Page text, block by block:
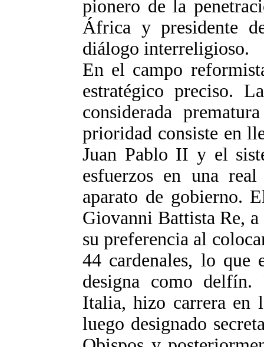
pionero de la
África y presidente
diálogo interreligioso.
En el campo
estratégico preciso.
considerada
prioridad consiste en
Juan Pablo II y el
esfuerzos en una
aparato de gobierno.
Giovanni Battista Re,
su preferencia al
44 cardenales, lo que
designa como
Italia, hizo carrera en
luego designado